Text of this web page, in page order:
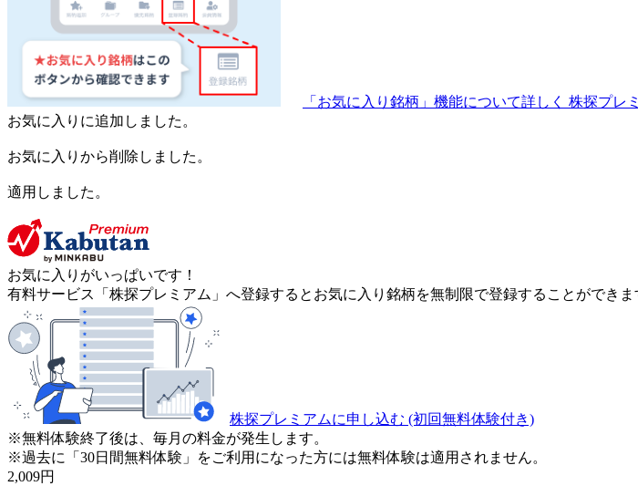
「お気に入り銘柄」機能について詳しく 株探プレ
お気に入りに追加しました。
お気に入りから削除しました。
適用しました。
お気に入りがいっぱいです！
有料サービス「株探プレミアム」へ登録するとお気に入り銘柄を無制限で登録することができ
株探プレミアムに申し込む (初回無料体験付き)
※無料体験終了後は、毎月の料金が発生します。
※過去に「30日間無料体験」をご利用になった方には無料体験は適用されません。
2,009円